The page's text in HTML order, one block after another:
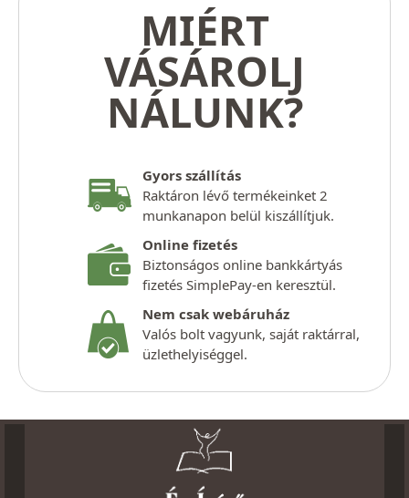
MIÉRT
VÁSÁROLJ
NÁLUNK?
Gyors szállítás
Raktáron lévő termékeinket 2
munkanapon belül kiszállítjuk.
Online fizetés
Biztonságos online bankkártyás
fizetés SimplePay-en keresztül.
Nem csak webáruház
Valós bolt vagyunk, saját raktárral,
üzlethelyiséggel.